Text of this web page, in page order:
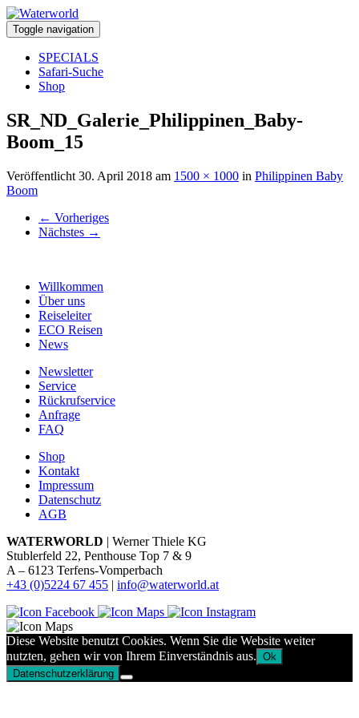
Toggle navigation
SPECIALS
Safari-Suche
Shop
SR_ND_Galerie_Philippinen_Baby-
Boom_15
Veröffentlicht 30. April 2018 am 1500 × 1000 in Philippinen Baby
Boom
← Vorheriges
Nächstes →
Willkommen
Über uns
Reiseleiter
ECO Reisen
News
Newsletter
Service
Rückrufservice
Anfrage
FAQ
Shop
Kontakt
Impressum
Datenschutz
AGB
WATERWORLD | Werner Thiele KG
Stublerfeld 22, Penthouse Top 7 & 9
A – 6123 Terfens-Vomperbach
+43 (0)5224 67 455 | info@waterworld.at
Diese Website benutzt Cookies. Wenn Sie die Website weiter
nutzten, gehen wir von Ihrem Einverständnis aus. Ok
Datenschutzerklärung